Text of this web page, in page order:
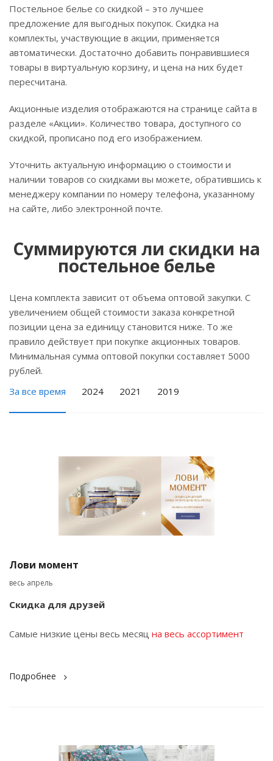
Постельное белье со скидкой – это лучшее
предложение для выгодных покупок. Скидка на
комплекты, участвующие в акции, применяется
автоматически. Достаточно добавить понравившиеся
товары в виртуальную корзину, и цена на них будет
пересчитана.
Акционные изделия отображаются на странице сайта в
разделе «Акции». Количество товара, доступного со
скидкой, прописано под его изображением.
Уточнить актуальную информацию о стоимости и
наличии товаров со скидками вы можете, обратившись к
менеджеру компании по номеру телефона, указанному
на сайте, либо электронной почте.
Суммируются ли скидки на
постельное белье
Цена комплекта зависит от объема оптовой закупки. С
увеличением общей стоимости заказа конкретной
позиции цена за единицу становится ниже. То же
правило действует при покупке акционных товаров.
Минимальная сумма оптовой покупки составляет 5000
рублей.
За все время
2024 2021 2019
Лови момент
весь апрель
Скидка для друзей
Самые низкие цены весь месяц на весь ассортимент
Подробнее